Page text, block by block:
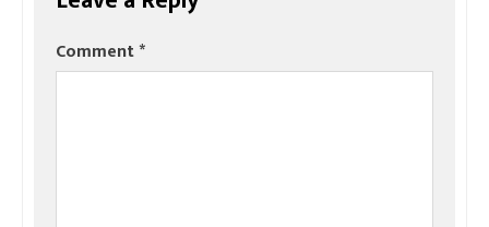
Comment*